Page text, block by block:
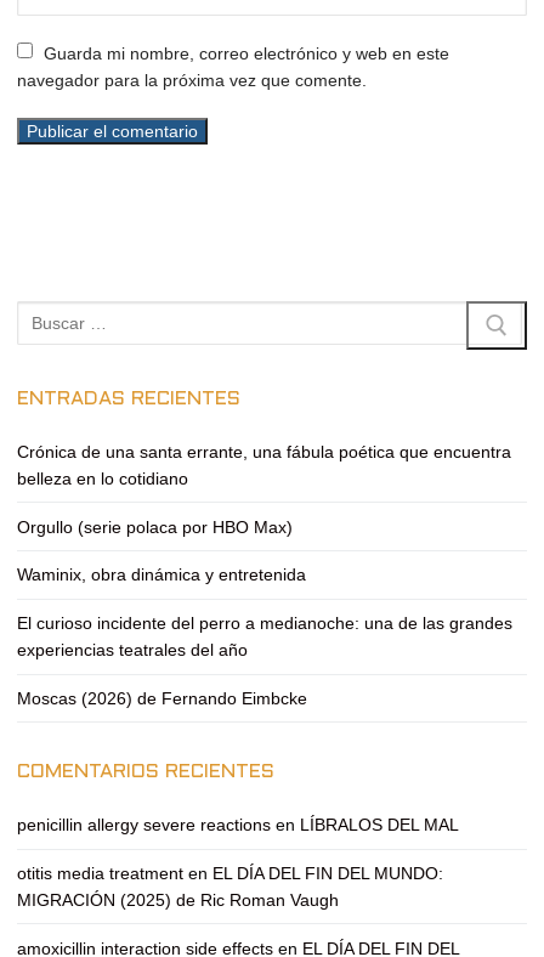
Guarda mi nombre, correo electrónico y web en este
navegador para la próxima vez que comente.
Buscar:
ENTRADAS RECIENTES
Crónica de una santa errante, una fábula poética que encuentra
belleza en lo cotidiano
Orgullo (serie polaca por HBO Max)
Waminix, obra dinámica y entretenida
El curioso incidente del perro a medianoche: una de las grandes
experiencias teatrales del año
Moscas (2026) de Fernando Eimbcke
COMENTARIOS RECIENTES
penicillin allergy severe reactions en LÍBRALOS DEL MAL
otitis media treatment en EL DÍA DEL FIN DEL MUNDO:
MIGRACIÓN (2025) de Ric Roman Vaugh
amoxicillin interaction side effects en EL DÍA DEL FIN DEL